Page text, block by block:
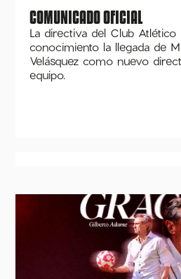
COMUNICADO OFICIAL
La directiva del Club
conocimiento la llegada de
Velásquez como nuevo
equipo.